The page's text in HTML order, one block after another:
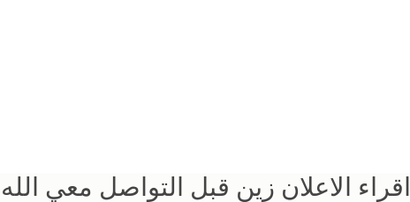
اقراء الاعلان زين قبل التواصل معي